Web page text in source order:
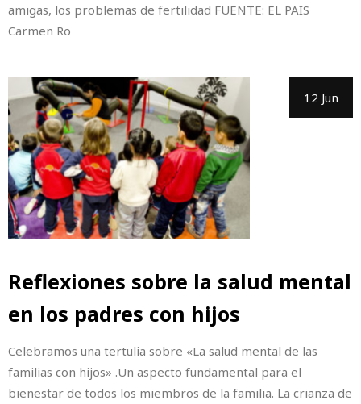
amigas, los problemas de fertilidad FUENTE: EL PAIS
Carmen Ro
12 Jun
Reflexiones sobre la salud mental
en los padres con hijos
Celebramos una tertulia sobre «La salud mental de las
familias con hijos» .Un aspecto fundamental para el
bienestar de todos los miembros de la familia. La crianza de